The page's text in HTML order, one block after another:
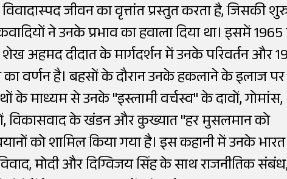
जीवन का वृत्तांत प्रस्तुत करता है, जिसकी
ने उनके प्रभाव का हवाला दिया था। इसमें
अहमद दीदात के मार्गदर्शन में उनके परिवर्तन और
का वर्णन है। बहसों के दौरान उनके हकलाने के इलाज पर
के माध्यम से उनके "इस्लामी वर्चस्व" के दावों, गोमांस,
विकासवाद के खंडन और कुख्यात "हर मुसलमान को
को शामिल किया गया है। इस कहानी में उनके
मोदी और दिग्विजय सिंह के साथ राजनीतिक